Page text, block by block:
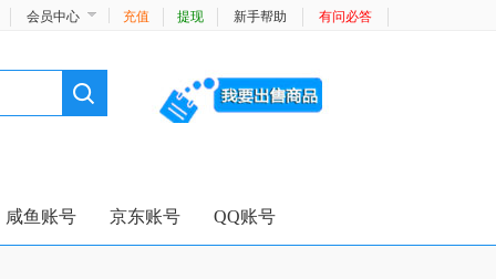
会员中心 充值 提现 新手帮助 有问必答
咸鱼账号 京东账号 QQ账号